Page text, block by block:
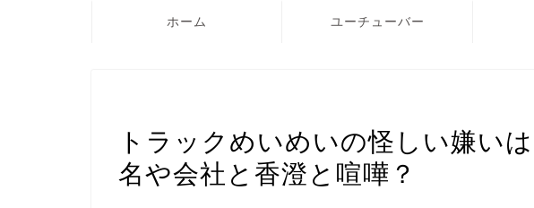
ホーム ユーチューバー
トラックめいめいの怪しい嫌い
名や会社と香澄と喧嘩？